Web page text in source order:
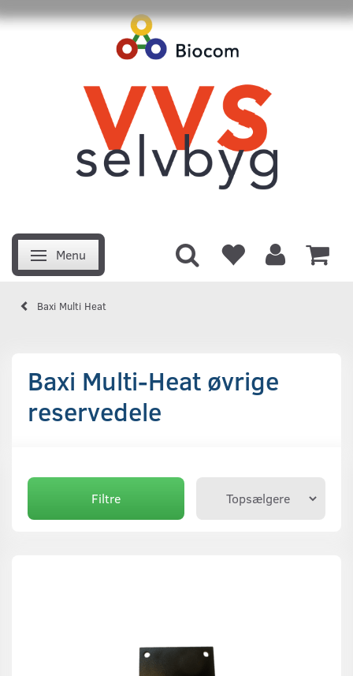
Skifte navigation
Menu
Baxi Multi Heat
Baxi Multi-Heat øvrige
reservedele
Filtre